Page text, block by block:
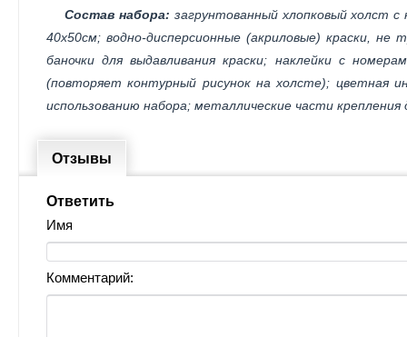
Состав набора: загрунтованный хлопковый холст
40х50см; водно-дисперсионные (акриловые) краски,
баночки для выдавливания краски; наклейки с
(повторяет контурный рисунок на холсте); цветная
использованию набора; металлические части
Отзывы
Ответить
Имя
Комментарий: